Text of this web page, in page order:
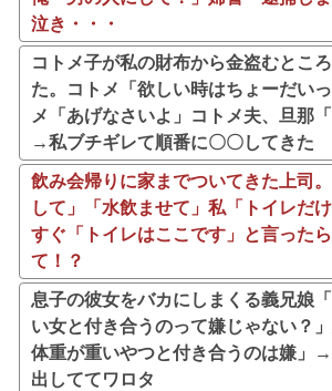
泣き・・・
コトメ子が私の財布から金盗むとこ
た。コトメ「欲しい時はちょーだい
メ「あげなさいよ」コトメ夫、旦那「
→私ブチギレて順番に〇〇してきた
飲み会帰りに家までついてきた上司
して」「水飲ませて」私「トイレだ
すぐ「トイレはここです」と言った
て！？
息子の彼女をバカにしまくる義兄娘
い女と付き合うのって嫌じゃない？
体重が重いやつと付き合うのは嫌」
出しててワロタ